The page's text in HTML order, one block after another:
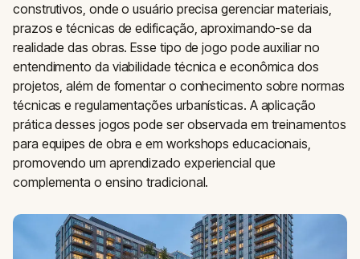
construtivos, onde o usuário precisa gerenciar materiais,
prazos e técnicas de edificação, aproximando-se da
realidade das obras. Esse tipo de jogo pode auxiliar no
entendimento da viabilidade técnica e econômica dos
projetos, além de fomentar o conhecimento sobre normas
técnicas e regulamentações urbanísticas. A aplicação
prática desses jogos pode ser observada em treinamentos
para equipes de obra e em workshops educacionais,
promovendo um aprendizado experiencial que
complementa o ensino tradicional.